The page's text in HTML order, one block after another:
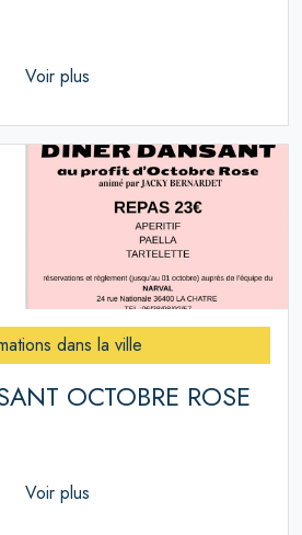
Voir plus
dans la ville
OCTOBRE ROSE
Voir plus